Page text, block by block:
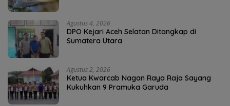
Agustus 4, 2026
DPO Kejari Aceh Selatan Ditangkap di
Sumatera Utara
Agustus 2, 2026
Ketua Kwarcab Nagan Raya Raja Sayang
Kukuhkan 9 Pramuka Garuda